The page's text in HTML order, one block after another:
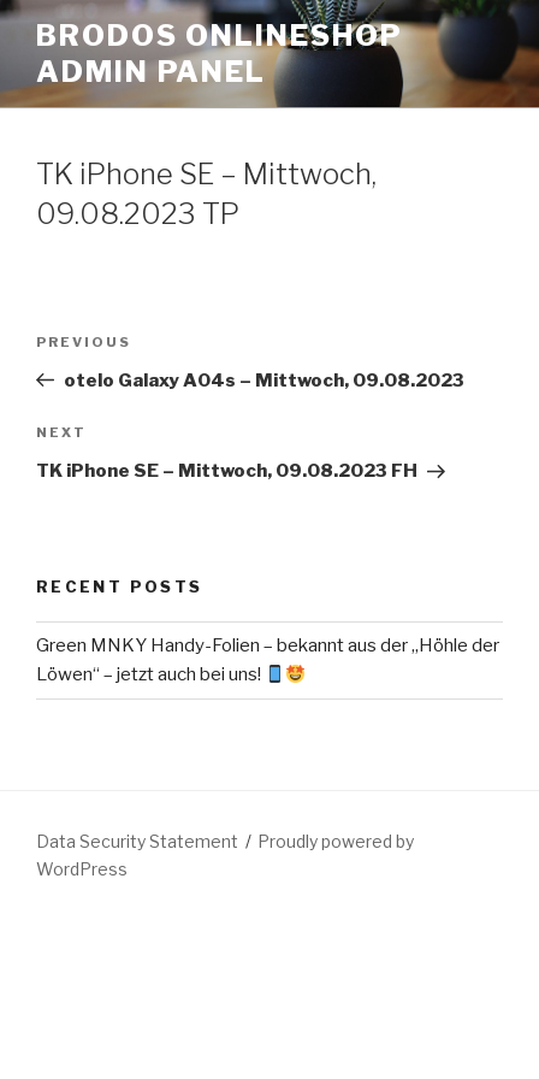
Skip
content
BRODOS ONLINESHOP
ADMIN PANEL
TK iPhone SE – Mittwoch,
09.08.2023 TP
Previous
Post
PREVIOUS
otelo Galaxy A04s – Mittwoch, 09.08.2023
Next
Post
NEXT
TK iPhone SE – Mittwoch, 09.08.2023 FH
RECENT POSTS
Green MNKY Handy-Folien – bekannt aus der „Höhle der
Löwen“ – jetzt auch bei uns!
Data Security Statement
Proudly powered by
WordPress